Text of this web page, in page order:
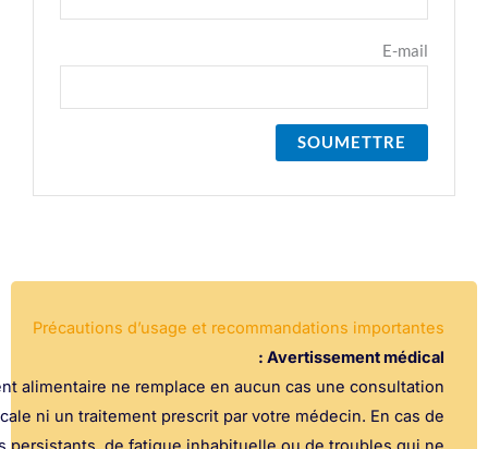
Précautions d’usage et recommandations
Avertissement
Ce complément alimentaire ne remplace en aucun cas une
médicale ni un traitement prescrit par votre médecin.